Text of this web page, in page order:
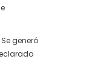
Se generó